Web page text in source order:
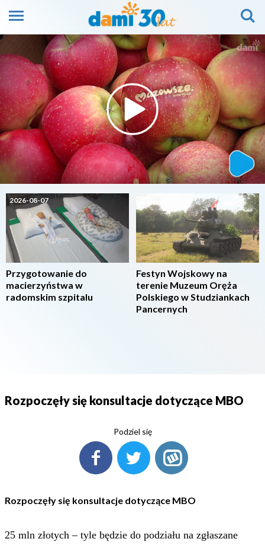
2026-08-07
Przygotowanie do
macierzyństwa w
radomskim szpitalu
Festyn Wojskowy na
terenie Muzeum Oręża
Polskiego w Studziankach
Pancernych
Rozpoczęły się konsultacje dotyczące MBO
Podziel się
Rozpoczęły się konsultacje dotyczące MBO
25 mln złotych – tyle będzie do podziału na zgłaszane